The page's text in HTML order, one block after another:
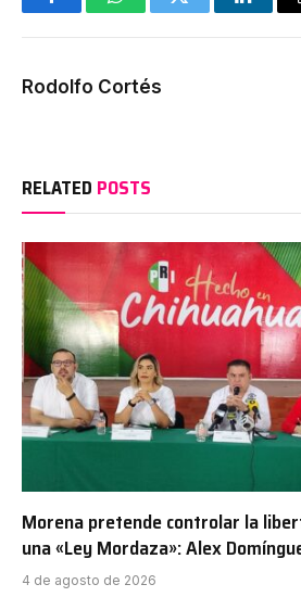
FacebookWhatsAppTwitter
Rodolfo Cortés
RELATED POSTS
Morena pretende controlar la
una «Ley Mordaza»: Alex
4 de agosto de 2026